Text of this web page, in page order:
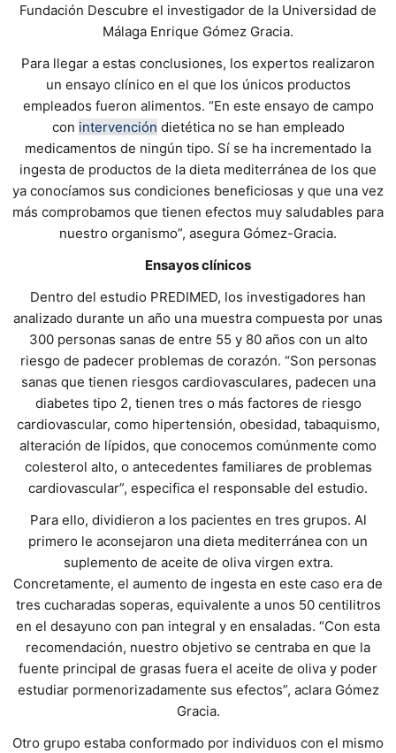
Fundación Descubre el investigador de la Universidad de
Málaga Enrique Gómez Gracia.
Para llegar a estas conclusiones, los expertos realizaron
un ensayo clínico en el que los únicos productos
empleados fueron alimentos. “En este ensayo de campo
con intervención dietética no se han empleado
medicamentos de ningún tipo. Sí se ha incrementado la
ingesta de productos de la dieta mediterránea de los que
ya conocíamos sus condiciones beneficiosas y que una vez
más comprobamos que tienen efectos muy saludables para
nuestro organismo”, asegura Gómez-Gracia.
Ensayos clínicos
Dentro del estudio PREDIMED, los investigadores han
analizado durante un año una muestra compuesta por unas
300 personas sanas de entre 55 y 80 años con un alto
riesgo de padecer problemas de corazón. “Son personas
sanas que tienen riesgos cardiovasculares, padecen una
diabetes tipo 2, tienen tres o más factores de riesgo
cardiovascular, como hipertensión, obesidad, tabaquismo,
alteración de lípidos, que conocemos comúnmente como
colesterol alto, o antecedentes familiares de problemas
cardiovascular”, especifica el responsable del estudio.
Para ello, dividieron a los pacientes en tres grupos. Al
primero le aconsejaron una dieta mediterránea con un
suplemento de aceite de oliva virgen extra.
Concretamente, el aumento de ingesta en este caso era de
tres cucharadas soperas, equivalente a unos 50 centilitros
en el desayuno con pan integral y en ensaladas. “Con esta
recomendación, nuestro objetivo se centraba en que la
fuente principal de grasas fuera el aceite de oliva y poder
estudiar pormenorizadamente sus efectos”, aclara Gómez
Gracia.
Otro grupo estaba conformado por individuos con el mismo